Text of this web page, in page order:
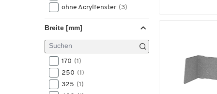
ohne Acrylfenster (3)
Breite [mm]
170 (1)
250 (1)
325 (1)